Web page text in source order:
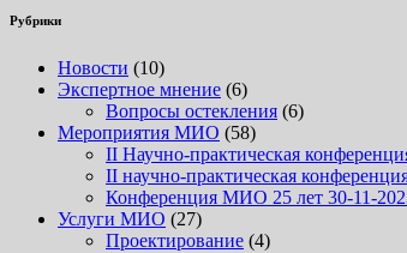
Рубрики
Новости (10)
Экспертное мнение (6)
Вопросы остекления (6)
Мероприятия МИО (58)
II Научно-практическая
II научно-практическая
Конференция МИО 25 лет 30-11-
Услуги МИО (27)
Проектирование (4)